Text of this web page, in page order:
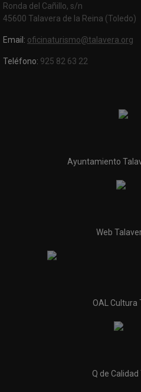
Ronda del Cañillo, s/n
45600 Talavera de la Reina (Toledo)
Email: oficinaturismo@talavera.org
Teléfono: 925 82 63 22
Ayuntamiento
Web
OAL Cultura
Q de